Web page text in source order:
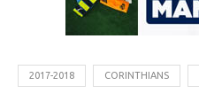
2017-2018 CORINTHIANS